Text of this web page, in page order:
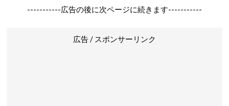
-----------広告の後に次ページに続きます-----------
広告 / スポンサーリンク